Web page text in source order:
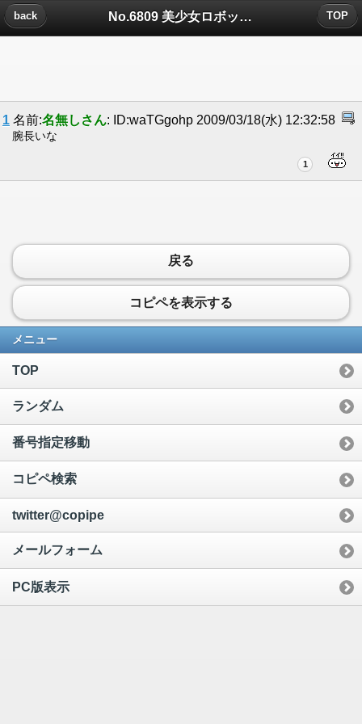
No.6809 美少女ロボットについたコメント
back TOP
1 名前:名無しさん: ID:waTGgohp 2009/03/18(水) 12:32:58
腕長いな
1
戻る
コピペを表示する
メニュー
TOP
ランダム
番号指定移動
コピペ検索
twitter@copipe
メールフォーム
PC版表示